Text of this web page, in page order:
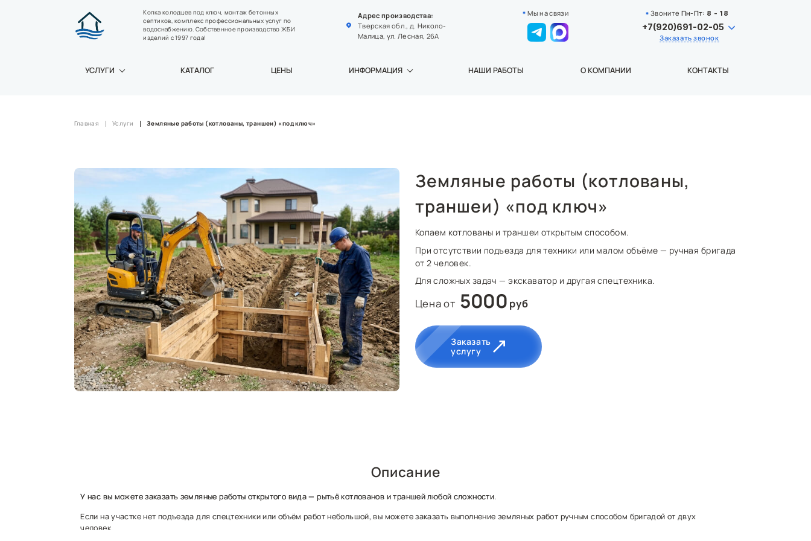
Копка колодцев под ключ, монтаж бетонных
септиков, комплекс профессиональных услуг по
водоснабжению. Собственное производство ЖБИ
изделий с 1997 года!
Адрес производства:
Тверская обл., д. Николо-
Малица, ул. Лесная, 26А
Мы на связи Звоните Пн-Пт: 8 - 18
+7(920)691-02-05
Заказать звонок
УСЛУГИ КАТАЛОГ ЦЕНЫ ИНФОРМАЦИЯ НАШИ РАБОТЫ О КОМПАНИИ КОНТАКТЫ
Главная Услуги Земляные работы (котлованы, траншеи) «под ключ»
Земляные работы (котлованы,
траншеи) «под ключ»
Копаем котлованы и траншеи открытым способом.
При отсутствии подъезда для техники или малом объёме — ручная бригада
от 2 человек.
Для сложных задач — экскаватор и другая спецтехника.
Цена от 5000 руб
Заказать
услугу
Описание
У нас вы можете заказать земляные работы открытого вида — рытьё котлованов и траншей любой сложности.
Если на участке нет подъезда для спецтехники или объём работ небольшой, вы можете заказать выполнение земляных работ ручным способом бригадой от двух
человек.